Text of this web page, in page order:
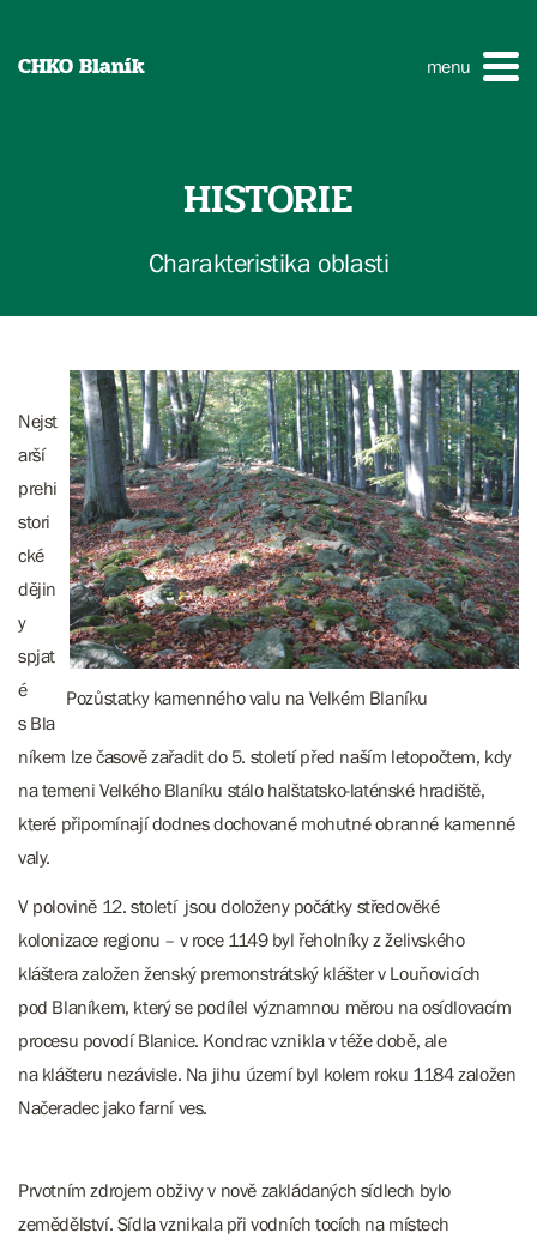
CHKO Blaník menu
HISTORIE
Charakteristika oblasti
Pozůstatky kamenného valu na Velkém Blaníku
Nejst
arší
prehi
stori
cké
dějin
y
spjat
é
s Bla
níkem lze časově zařadit do 5. století před naším letopočtem, kdy
na temeni Velkého Blaníku stálo halštatsko-laténské hradiště,
které připomínají dodnes dochované mohutné obranné kamenné
valy.
V polovině 12. století jsou doloženy počátky středověké
kolonizace regionu – v roce 1149 byl řeholníky z želivského
kláštera založen ženský premonstrátský klášter v Louňovicích
pod Blaníkem, který se podílel významnou měrou na osídlovacím
procesu povodí Blanice. Kondrac vznikla v téže době, ale
na klášteru nezávisle. Na jihu území byl kolem roku 1184 založen
Načeradec jako farní ves.
Prvotním zdrojem obživy v nově zakládaných sídlech bylo
zemědělství. Sídla vznikala při vodních tocích na místech